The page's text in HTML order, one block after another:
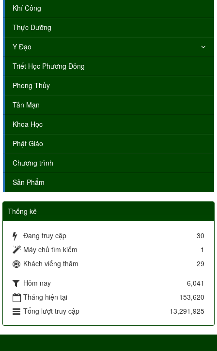
Khí Công
Thực Dưỡng
Y Đạo
Triết Học Phương Đông
Phong Thủy
Tản Mạn
Khoa Học
Phật Giáo
Chương trình
Sản Phẩm
Thống kê
Đang truy cập
30
Máy chủ tìm kiếm
1
Khách viếng thăm
29
Hôm nay
6,041
Tháng hiện tại
153,620
Tổng lượt truy cập
13,291,925